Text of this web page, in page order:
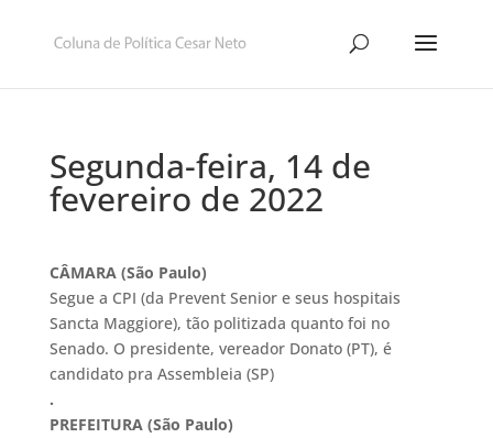
Segunda-feira, 14 de
fevereiro de 2022
CÂMARA (São Paulo)
Segue a CPI (da Prevent Senior e seus hospitais
Sancta Maggiore), tão politizada quanto foi no
Senado. O presidente, vereador Donato (PT), é
candidato pra Assembleia (SP)
.
PREFEITURA (São Paulo)